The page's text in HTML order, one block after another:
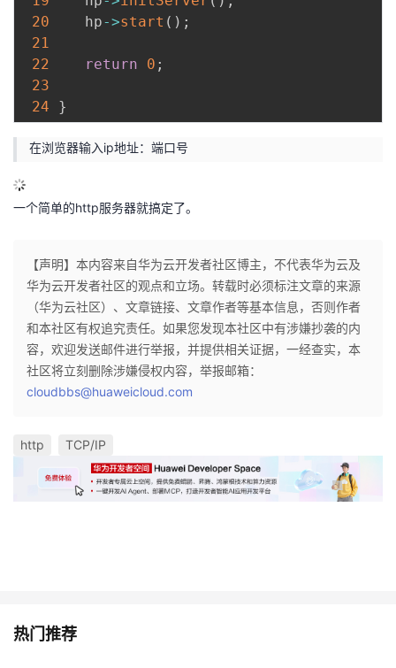
20
    hp
->start ( ) ;
21
22
return 0 ;
23
24
}
在浏览器输入ip地址：端口号
一个简单的http服务器就搞定了。
【声明】本内容来自华为云开发者社区博主，不代表华为云及
华为云开发者社区的观点和立场。转载时必须标注文章的来源
（华为云社区）、文章链接、文章作者等基本信息，否则作者
和本社区有权追究责任。如果您发现本社区中有涉嫌抄袭的内
容，欢迎发送邮件进行举报，并提供相关证据，一经查实，本
社区将立刻删除涉嫌侵权内容，举报邮箱：
cloudbbs@huaweicloud.com
http TCP/IP
热门推荐